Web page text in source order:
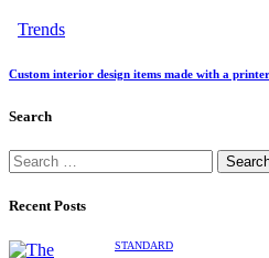
Trends
Custom interior design items made with a printer
Search
Recent Posts
STANDARD